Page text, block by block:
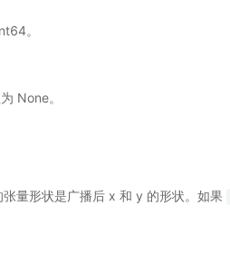
。
None。
量形状是广播后 x 和 y 的形状。如果